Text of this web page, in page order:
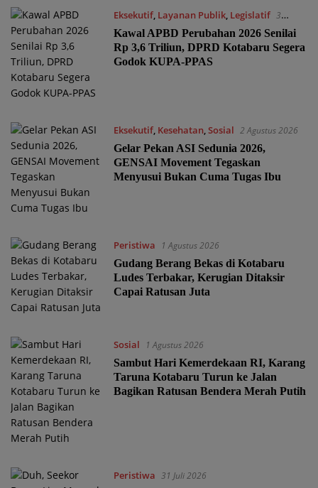
Eksekutif, Layanan Publik, Legislatif 3
Agustus 2026
Kawal APBD Perubahan 2026 Senilai
Rp 3,6 Triliun, DPRD Kotabaru Segera
Godok KUPA-PPAS
Eksekutif, Kesehatan,Sosial 2 Agustus 2026
Gelar Pekan ASI Sedunia 2026,
GENSAI Movement Tegaskan
Menyusui Bukan Cuma Tugas Ibu
Peristiwa
1 Agustus 2026
Gudang Berang Bekas di Kotabaru
Ludes Terbakar, Kerugian Ditaksir
Capai Ratusan Juta
Sosial
1 Agustus 2026
Sambut Hari Kemerdekaan RI, Karang
Taruna Kotabaru Turun ke Jalan
Bagikan Ratusan Bendera Merah Putih
Peristiwa 31 Juli 2026